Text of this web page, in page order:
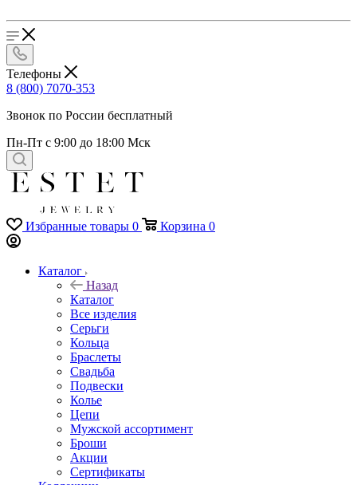
Телефоны
8 (800) 7070-353
Звонок по России бесплатный
Пн-Пт с 9:00 до 18:00 Мск
Избранные товары 0 Корзина 0
Каталог
Назад
Каталог
Все изделия
Серьги
Кольца
Браслеты
Свадьба
Подвески
Колье
Цепи
Мужской ассортимент
Броши
Акции
Сертификаты